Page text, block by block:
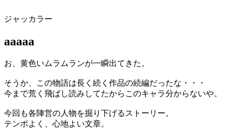
ジャッカラー
aaaaa
お、黄色いムラムランが一瞬出てきた。
そうか、この物語は長く続く作品の続編だったな・・・
今まで荒く飛ばし読みしてたからこのキャラ分からないや。
今回も各陣営の人物を掘り下げるストーリー。
テンポよく、心地よい文章。